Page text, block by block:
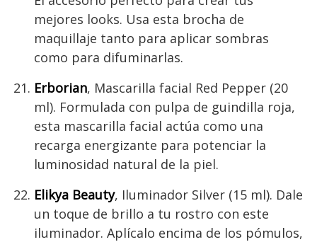
mejores looks. Usa esta brocha de
maquillaje tanto para aplicar sombras
como para difuminarlas.
Erborian, Mascarilla facial Red Pepper (20
ml). Formulada con pulpa de guindilla roja,
esta mascarilla facial actúa como una
recarga energizante para potenciar la
luminosidad natural de la piel.
Elikya Beauty, Iluminador Silver (15 ml). Dale
un toque de brillo a tu rostro con este
iluminador. Aplícalo encima de los pómulos,